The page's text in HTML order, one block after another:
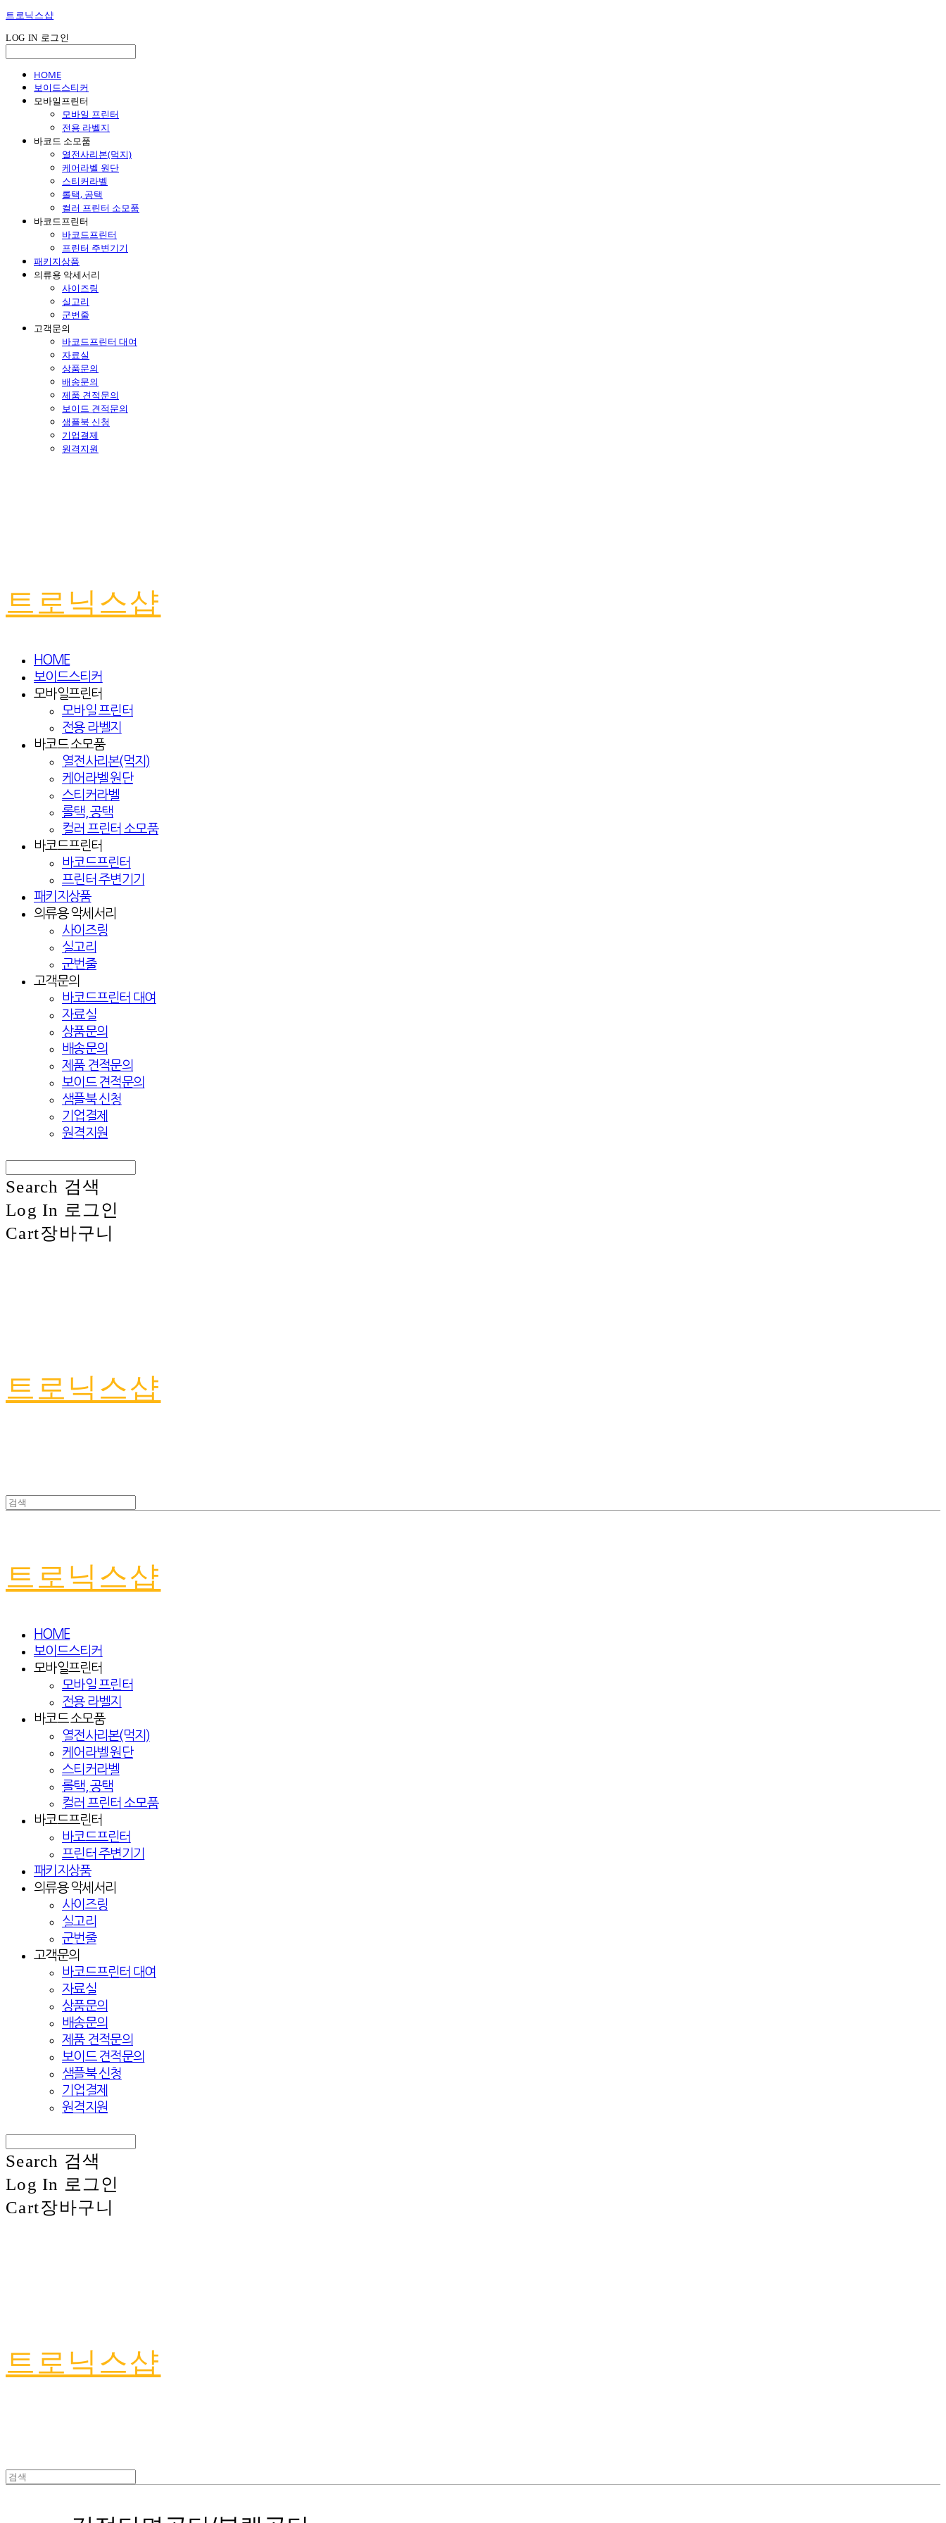
트로닉스샵
LOG IN 로그인
HOME
보이드스티커
모바일프린터
모바일 프린터
전용 라벨지
바코드 소모품
열전사리본(먹지)
케어라벨 원단
스티커라벨
롤택, 공택
컬러 프린터 소모품
바코드프린터
바코드프린터
프린터 주변기기
패키지상품
의류용 악세서리
사이즈링
실고리
군번줄
고객문의
바코드프린터 대여
자료실
상품문의
배송문의
제품 견적문의
보이드 견적문의
샘플북 신청
기업결제
원격지원
트로닉스샵
HOME
보이드스티커
모바일프린터
모바일 프린터
전용 라벨지
바코드 소모품
열전사리본(먹지)
케어라벨 원단
스티커라벨
롤택, 공택
컬러 프린터 소모품
바코드프린터
바코드프린터
프린터 주변기기
패키지상품
의류용 악세서리
사이즈링
실고리
군번줄
고객문의
바코드프린터 대여
자료실
상품문의
배송문의
제품 견적문의
보이드 견적문의
샘플북 신청
기업결제
원격지원
Search 검색
Log In 로그인
Cart장바구니
트로닉스샵
트로닉스샵
HOME
보이드스티커
모바일프린터
모바일 프린터
전용 라벨지
바코드 소모품
열전사리본(먹지)
케어라벨 원단
스티커라벨
롤택, 공택
컬러 프린터 소모품
바코드프린터
바코드프린터
프린터 주변기기
패키지상품
의류용 악세서리
사이즈링
실고리
군번줄
고객문의
바코드프린터 대여
자료실
상품문의
배송문의
제품 견적문의
보이드 견적문의
샘플북 신청
기업결제
원격지원
Search 검색
Log In 로그인
Cart장바구니
트로닉스샵